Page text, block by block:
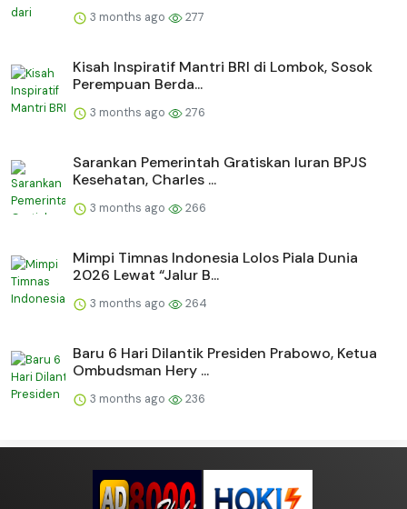
3 months ago 277
Kisah Inspiratif Mantri BRI di Lombok, Sosok
Perempuan Berda...
3 months ago 276
Sarankan Pemerintah Gratiskan Iuran BPJS
Kesehatan, Charles ...
3 months ago 266
Mimpi Timnas Indonesia Lolos Piala Dunia
2026 Lewat “Jalur B...
3 months ago 264
Baru 6 Hari Dilantik Presiden Prabowo, Ketua
Ombudsman Hery ...
3 months ago 236